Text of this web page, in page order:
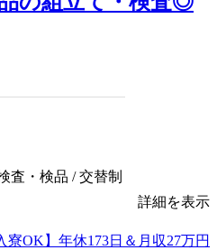
査・検品 / 交替制
詳細を表示